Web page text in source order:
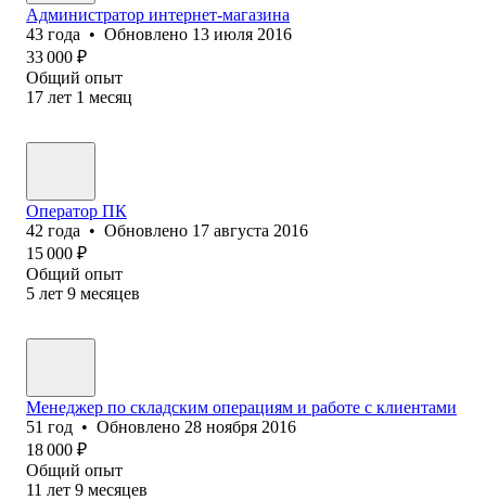
Администратор интернет-магазина
43 года • Обновлено 13 июля 2016
33 000 ₽
Общий опыт
17 лет 1 месяц
Оператор ПК
42 года • Обновлено 17 августа 2016
15 000 ₽
Общий опыт
5 лет 9 месяцев
Менеджер по складским операциям и работе с клиентами
51 год • Обновлено 28 ноября 2016
18 000 ₽
Общий опыт
11 лет 9 месяцев